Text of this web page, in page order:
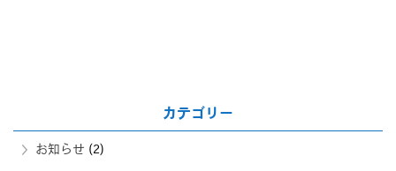
カテゴリー
お知らせ (2)